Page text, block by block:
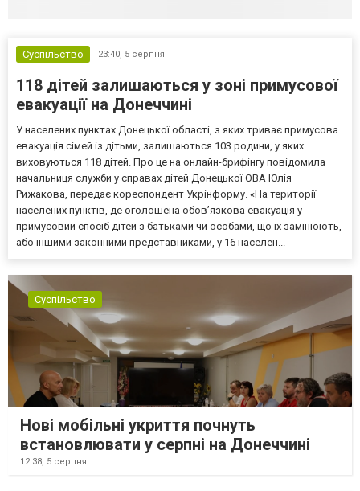
Суспільство 23:40, 5 серпня
118 дітей залишаються у зоні примусової
евакуації на Донеччині
У населених пунктах Донецької області, з яких триває примусова
евакуація сімей із дітьми, залишаються 103 родини, у яких
виховуються 118 дітей. Про це на онлайн-брифінгу повідомила
начальниця служби у справах дітей Донецької ОВА Юлія
Рижакова, передає кореспондент Укрінформу. «На території
населених пунктів, де оголошена обов’язкова евакуація у
примусовий спосіб дітей з батьками чи особами, що їх замінюють,
або іншими законними представниками, у 16 населен...
Суспільство
Нові мобільні укриття почнуть
встановлювати у серпні на Донеччині
12:38, 5 серпня